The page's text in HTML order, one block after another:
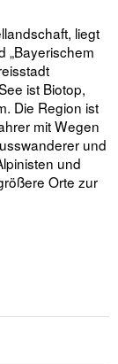
liegt
„Bayerischem
ist Biotop,
Die Region ist
mit Wegen
und
und
Orte zur